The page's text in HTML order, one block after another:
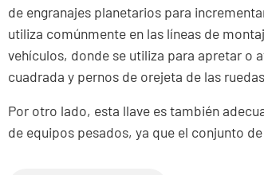
de engranajes planetarios para
utiliza comúnmente en las líneas de
vehículos, donde se utiliza para apretar o
cuadrada y pernos de orejeta de las
Por otro lado, esta llave es también
de equipos pesados, ya que el conjunto